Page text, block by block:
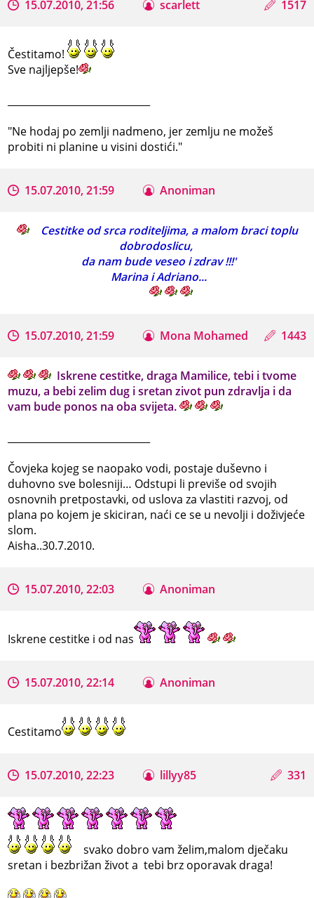
15.07.2010, 21:56 scarlett 1517
Čestitamo!
Sve najljepše!
"Ne hodaj po zemlji nadmeno, jer zemlju ne možeš
probiti ni planine u visini dostići."
15.07.2010, 21:59 Anoniman
Cestitke od srca roditeljima, a malom braci toplu
dobrodoslicu,
da nam bude veseo i zdrav !!!'
Marina i Adriano...
15.07.2010, 21:59 Mona Mohamed 1443
Iskrene cestitke, draga Mamilice, tebi i tvome
muzu, a bebi zelim dug i sretan zivot pun zdravlja i da
vam bude ponos na oba svijeta.
Čovjeka kojeg se naopako vodi, postaje duševno i
duhovno sve bolesniji… Odstupi li previše od svojih
osnovnih pretpostavki, od uslova za vlastiti razvoj, od
plana po kojem je skiciran, naći ce se u nevolji i doživjeće
slom.
Aisha..30.7.2010.
15.07.2010, 22:03 Anoniman
Iskrene cestitke i od nas
15.07.2010, 22:14 Anoniman
Cestitamo
15.07.2010, 22:23 lillyy85 331
svako dobro vam želim,malom dječaku
sretan i bezbrižan život a tebi brz oporavak draga!